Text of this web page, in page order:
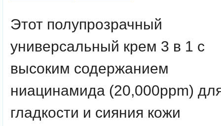
Этот полупрозрачный
универсальный крем 3 в 1 с
высоким содержанием
ниацинамида (20,000ppm)
гладкости и сияния кожи